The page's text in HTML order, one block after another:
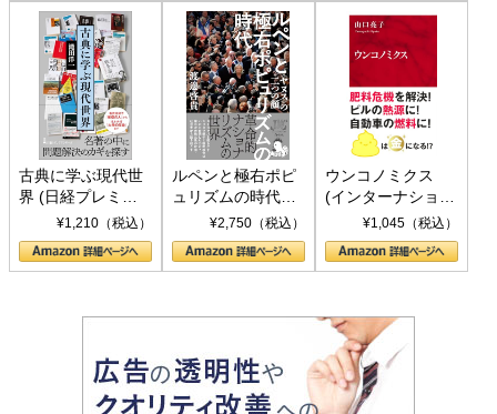
古典に学ぶ現代世
界 (日経プレミア
シリーズ)¥1,210（税込）
ルペンと極右ポピ
ュリズムの時代：
〈ヤヌス〉の二つ
の顔
¥2,750（税込）
ウンコノミクス
(インターナショナ
ル新書)¥1,045（税込）